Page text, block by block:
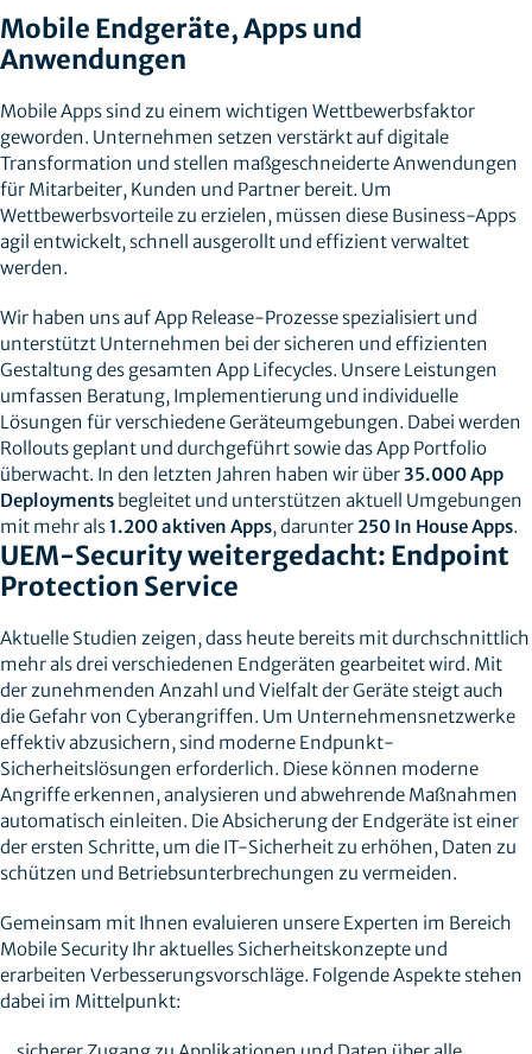
Mobile Endgeräte, Apps und
Anwendungen
Mobile Apps sind zu einem wichtigen Wettbewerbsfaktor
geworden. Unternehmen setzen verstärkt auf digitale
Transformation und stellen maßgeschneiderte Anwendungen
für Mitarbeiter, Kunden und Partner bereit. Um
Wettbewerbsvorteile zu erzielen, müssen diese Business-Apps
agil entwickelt, schnell ausgerollt und effizient verwaltet
werden.
Wir haben uns auf App Release-Prozesse spezialisiert und
unterstützt Unternehmen bei der sicheren und effizienten
Gestaltung des gesamten App Lifecycles. Unsere Leistungen
umfassen Beratung, Implementierung und individuelle
Lösungen für verschiedene Geräteumgebungen. Dabei werden
Rollouts geplant und durchgeführt sowie das App Portfolio
überwacht. In den letzten Jahren haben wir über 35.000 App
Deployments begleitet und unterstützen aktuell Umgebungen
mit mehr als1.200 aktiven Apps, darunter 250 In House Apps.
UEM-Security weitergedacht: Endpoint
Protection Service
Aktuelle Studien zeigen, dass heute bereits mit durchschnittlich
mehr als drei verschiedenen Endgeräten gearbeitet wird. Mit
der zunehmenden Anzahl und Vielfalt der Geräte steigt auch
die Gefahr von Cyberangriffen. Um Unternehmensnetzwerke
effektiv abzusichern, sind moderne Endpunkt-
Sicherheitslösungen erforderlich. Diese können moderne
Angriffe erkennen, analysieren und abwehrende Maßnahmen
automatisch einleiten. Die Absicherung der Endgeräte ist einer
der ersten Schritte, um die IT-Sicherheit zu erhöhen, Daten zu
schützen und Betriebsunterbrechungen zu vermeiden.
Gemeinsam mit Ihnen evaluieren unsere Experten im Bereich
Mobile Security Ihr aktuelles Sicherheitskonzepte und
erarbeiten Verbesserungsvorschläge. Folgende Aspekte stehen
dabei im Mittelpunkt: